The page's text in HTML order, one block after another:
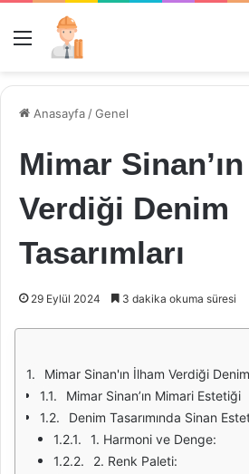
Menü
Anasayfa /Genel
Mimar
Verdiği Denim
Tasarımları
29 Eylül 2024 3 dakika okuma süresi
Mimar Sinan'ın İlham Verdiği Denim
Mimar Sinan’ın Mimari Estetiği
Denim Tasarımında Sinan
1. Harmoni ve Denge:
2. Renk Paleti: